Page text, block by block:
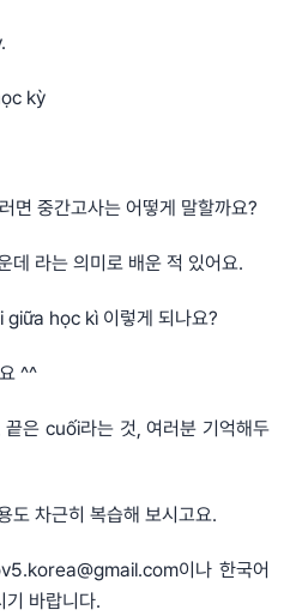
kỳ
면 중간고사는 어떻게 말할까요?
데 라는 의미로 배운 적 있어요.
giữa học kì 이렇게 되나요?
^^
은 cuối라는 것, 여러분 기억해두
도 차근히 복습해 보시고요.
이나 한국어
바랍니다.